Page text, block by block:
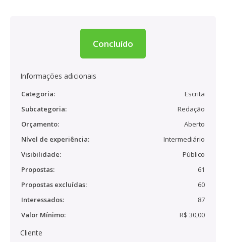
Concluído
Informações adicionais
Categoria:
Escrita
Subcategoria:
Redação
Orçamento:
Aberto
Nível de experiência:
Intermediário
Visibilidade:
Público
Propostas:
61
Propostas excluídas:
60
Interessados:
87
Valor Mínimo:
R$ 30,00
Cliente